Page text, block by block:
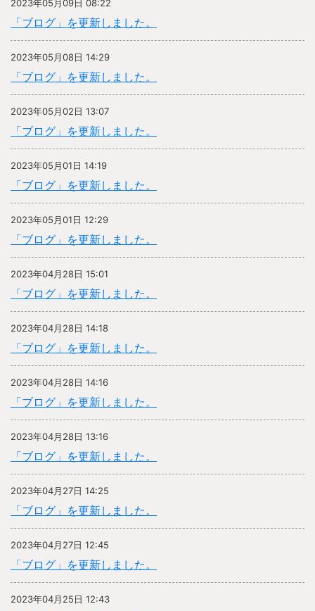
2023年05月09日 08:22
「ブログ」を更新しました。
2023年05月08日 14:29
「ブログ」を更新しました。
2023年05月02日 13:07
「ブログ」を更新しました。
2023年05月01日 14:19
「ブログ」を更新しました。
2023年05月01日 12:29
「ブログ」を更新しました。
2023年04月28日 15:01
「ブログ」を更新しました。
2023年04月28日 14:18
「ブログ」を更新しました。
2023年04月28日 14:16
「ブログ」を更新しました。
2023年04月28日 13:16
「ブログ」を更新しました。
2023年04月27日 14:25
「ブログ」を更新しました。
2023年04月27日 12:45
「ブログ」を更新しました。
2023年04月25日 12:43